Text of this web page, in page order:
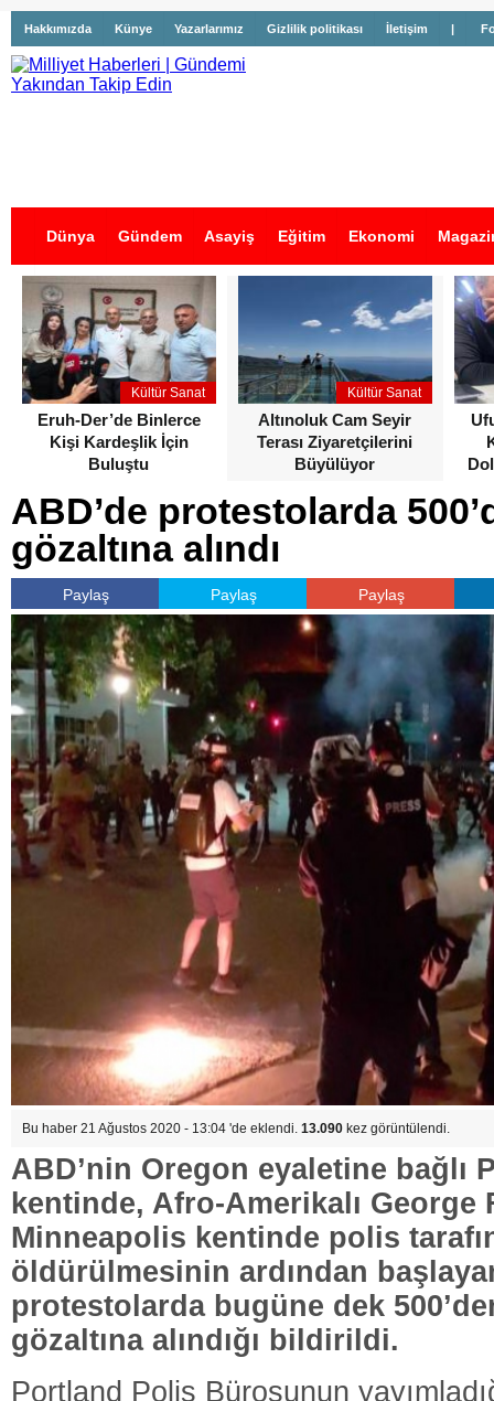
Hakkımızda Künye Yazarlarımız Gizlilik politikası İletişim |
Dünya Gündem Asayiş Eğitim Ekonomi
İş İlanları
Kültür Sanat
Eruh-Der’de Binlerce
Kişi Kardeşlik İçin
Buluştu
Kültür Sanat
Altınoluk Cam Seyir
Terası Ziyaretçilerini
Büyülüyor
ABD’de protestolarda
gözaltına alındı
Paylaş Paylaş Paylaş
Bu haber 21 Ağustos 2020 - 13:04 'de eklendi. 13.090 kez görüntülendi.
ABD’nin Oregon eyaletine bağlı
kentinde, Afro-Amerikalı George
Minneapolis kentinde polis
öldürülmesinin ardından başlayan
protestolarda bugüne dek
gözaltına alındığı bildirildi.
Portland Polis Bürosunun